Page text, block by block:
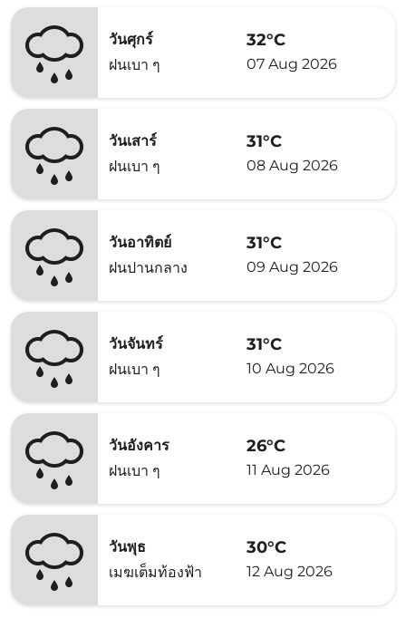
วันศุกร์
ฝนเบา ๆ
32°C
07 Aug 2026
วันเสาร์
ฝนเบา ๆ
31°C
08 Aug 2026
วันอาทิตย์
ฝนปานกลาง
31°C
09 Aug 2026
วันจันทร์
ฝนเบา ๆ
31°C
10 Aug 2026
วันอังคาร
ฝนเบา ๆ
26°C
11 Aug 2026
วันพุธ
เมฆเต็มท้องฟ้า
30°C
12 Aug 2026